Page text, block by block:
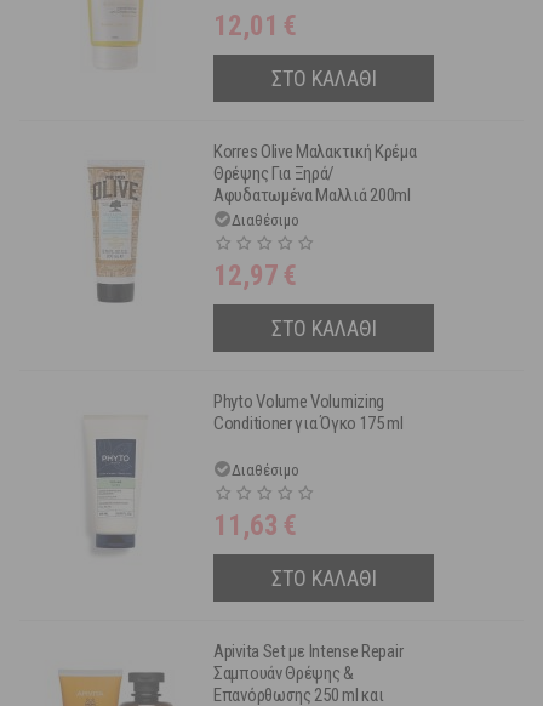
12,01 €
ΣΤΟ ΚΑΛΑΘΙ
Korres Olive Μαλακτική Κρέμα
Θρέψης Για Ξηρά/
Αφυδατωμένα Μαλλιά 200ml
Διαθέσιμο
12,97 €
ΣΤΟ ΚΑΛΑΘΙ
Phyto Volume Volumizing
Conditioner για Όγκο 175 ml
Διαθέσιμο
11,63 €
ΣΤΟ ΚΑΛΑΘΙ
Apivita Set με Intense Repair
Σαμπουάν Θρέψης &
Επανόρθωσης 250 ml και